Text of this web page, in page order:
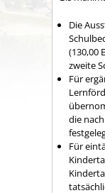
Die
(130,00
zweite
Für
die
Für